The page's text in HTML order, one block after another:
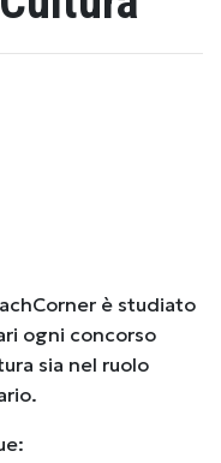
è studiato
ogni concorso
sia nel ruolo